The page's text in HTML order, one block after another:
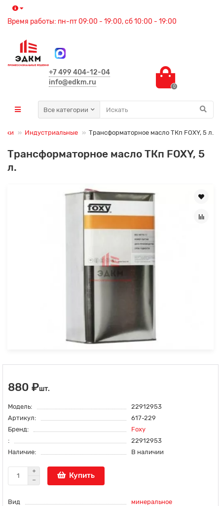
Время работы: пн-пт 09:00 - 19:00, сб 10:00 - 19:00
+7 499 404-12-04
info@edkm.ru
0
Все категории
Индустриальные Трансформаторное масло ТКп FOXY, 5 л.
Трансформаторное масло ТКп FOXY, 5
л.
880 ₽шт.
Модель:
22912953
Артикул:
617-229
Бренд:
Foxy
:
22912953
Наличие:
В наличии
Купить
Вид
минеральное